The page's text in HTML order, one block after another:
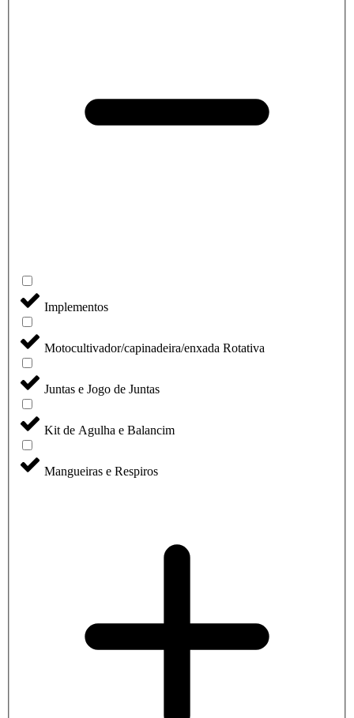
Implementos
Motocultivador/capinadeira/enxada Rotativa
Juntas e Jogo de Juntas
Kit de Agulha e Balancim
Mangueiras e Respiros